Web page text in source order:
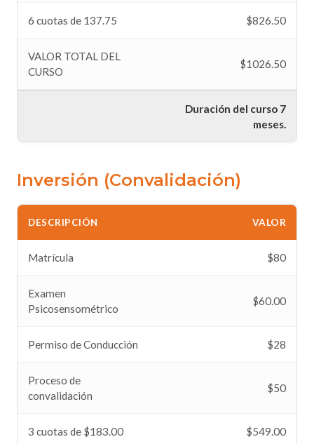
6 cuotas de 137.75 $826.50
VALOR TOTAL DEL
CURSO
$1026.50
Duración del curso 7
meses.
Inversión (Convalidación)
DESCRIPCIÓN VALOR
Matrícula $80
Examen
Psicosensométrico
$60.00
Permiso de Conducción $28
Proceso de
convalidación
$50
3 cuotas de $183.00 $549.00